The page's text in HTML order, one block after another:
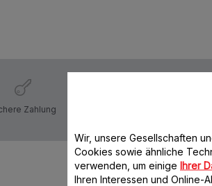
Zahlung
Wir, unsere Gesellschaften
Cookies sowie ähnliche
verwenden, um einige Ihrer
Ihren Interessen und Online-